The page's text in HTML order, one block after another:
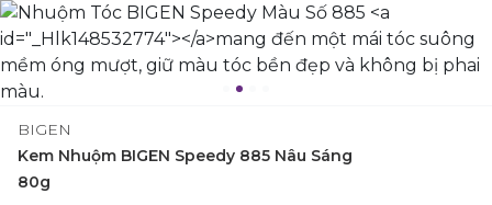
BIGEN
Kem Nhuộm BIGEN Speedy 885 Nâu Sáng
80g